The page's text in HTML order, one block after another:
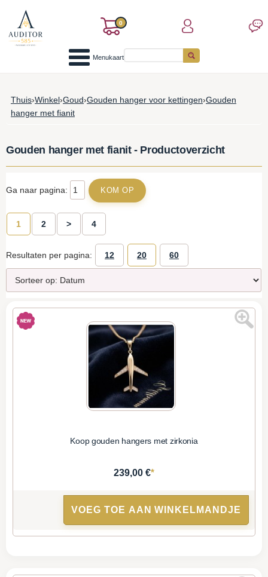
0
Menukaart
Thuis›Winkel›Goud›Gouden hanger voor kettingen›Gouden
hanger met fianit
Gouden hanger met fianit - Productoverzicht
Ga naar pagina:
1 2 > 4
Resultaten per pagina: 12 20 60
Koop gouden hangers met zirkonia
239,00 €*
VOEG TOE AAN WINKELMANDJE